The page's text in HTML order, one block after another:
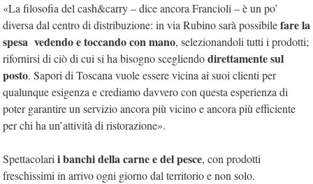
«La filosofia del cash&carry – dice ancora Francioli – è un po’
diversa dal centro di distribuzione: in via Rubino sarà possibilefare la
spesa vedendo e toccando con mano, selezionandoli tutti i prodotti;
rifornirsi di ciò di cui si ha bisogno scegliendodirettamente sul
posto. Sapori di Toscana vuole essere vicina ai suoi clienti per
qualunque esigenza e crediamo davvero con questa esperienza di
poter garantire un servizio ancora più vicino e ancora più efficiente
per chi ha un’attività di ristorazione».
Spettacolarii banchi della carne e del pesce, con prodotti
freschissimi in arrivo ogni giorno dal territorio e non solo.